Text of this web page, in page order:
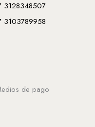
3128348507
3103789958
de pago